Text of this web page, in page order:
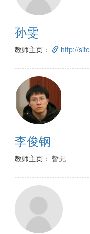
孙雯
教师主页： http://
李俊钢
教师主页： 暂无